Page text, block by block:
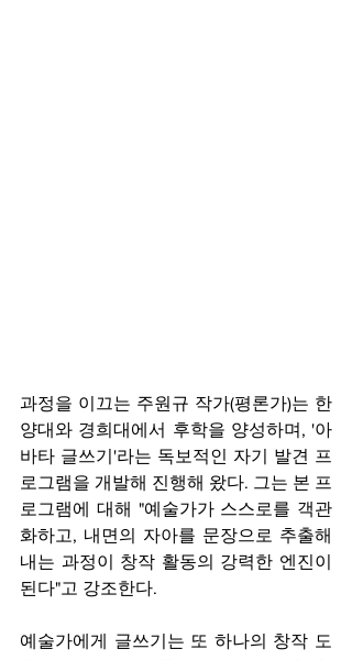
과정을 이끄는 주원규 작가(평론가)는 한
양대와 경희대에서 후학을 양성하며, '아
바타 글쓰기'라는 독보적인 자기 발견 프
로그램을 개발해 진행해 왔다. 그는 본 프
로그램에 대해 "예술가가 스스로를 객관
화하고, 내면의 자아를 문장으로 추출해
내는 과정이 창작 활동의 강력한 엔진이
된다"고 강조한다.
예술가에게 글쓰기는 또 하나의 창작 도